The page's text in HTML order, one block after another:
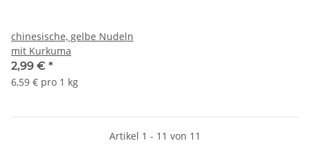
chinesische, gelbe Nudeln
mit Kurkuma
2,99 € *
6,59 € pro 1 kg
Artikel 1 - 11 von 11